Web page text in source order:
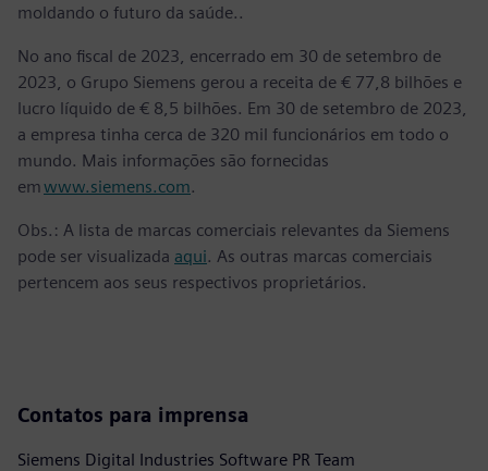
moldando o futuro da saúde..
No ano fiscal de 2023, encerrado em 30 de setembro de
2023, o Grupo Siemens gerou a receita de € 77,8 bilhões e
lucro líquido de € 8,5 bilhões. Em 30 de setembro de 2023,
a empresa tinha cerca de 320 mil funcionários em todo o
mundo. Mais informações são fornecidas
emwww.siemens.com.
Obs.: A lista de marcas comerciais relevantes da Siemens
pode ser visualizada aqui. As outras marcas comerciais
pertencem aos seus respectivos proprietários.
Contatos para imprensa
Siemens Digital Industries Software PR Team